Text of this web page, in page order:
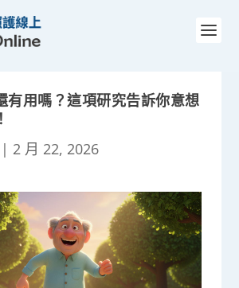
有用嗎？這項研究告訴你意想
| 2 月 22, 2026